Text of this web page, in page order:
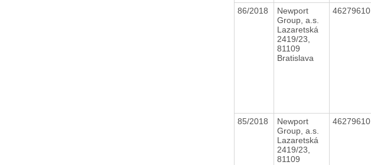
86/2018
Newport
Group, a.s.
Lazaretská
2419/23,
81109
Bratislava
46279610
85/2018
Newport
Group, a.s.
Lazaretská
2419/23,
81109
46279610